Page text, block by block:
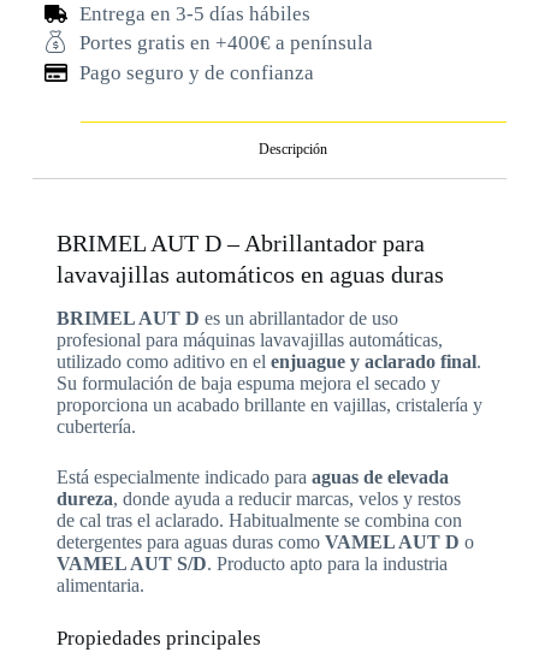
Entrega en 3-5 días hábiles
Portes gratis en +400€ a península
Pago seguro y de confianza
Descripción
BRIMEL AUT D – Abrillantador para
lavavajillas automáticos en aguas duras
BRIMEL AUT D es un abrillantador de uso
profesional para máquinas lavavajillas automáticas,
utilizado como aditivo en el enjuague y aclarado final.
Su formulación de baja espuma mejora el secado y
proporciona un acabado brillante en vajillas, cristalería y
cubertería.
Está especialmente indicado para aguas de elevada
dureza, donde ayuda a reducir marcas, velos y restos
de cal tras el aclarado. Habitualmente se combina con
detergentes para aguas duras como VAMEL AUT D o
VAMEL AUT S/D. Producto apto para la industria
alimentaria.
Propiedades principales